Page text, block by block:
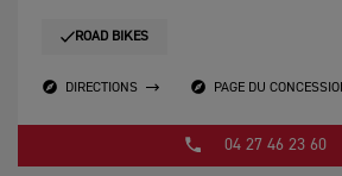
ROAD BIKES
DIRECTIONS PAGE DU
04 27 46 23 60